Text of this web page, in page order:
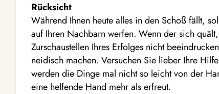
Rücksicht
Während Ihnen heute alles in den Schoß fällt,
auf Ihren Nachbarn werfen. Wenn der sich
Zurschaustellen Ihres Erfolges nicht
neidisch machen. Versuchen Sie lieber Ihre
werden die Dinge mal nicht so leicht von der
eine helfende Hand mehr als erfreut.